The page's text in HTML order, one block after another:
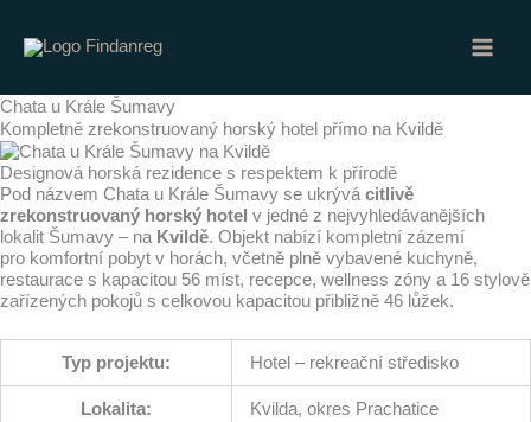
obsah
Chata u Krále Šumavy
Kompletně zrekonstruovaný horský hotel přímo na Kvildě
Designová horská rezidence s respektem k přírodě
Pod názvem Chata u Krále Šumavy se ukrývá citlivě
zrekonstruovaný horský hotel v jedné z nejvyhledávanějších
lokalit Šumavy – na Kvildě. Objekt nabízí kompletní zázemí
pro komfortní pobyt v horách, včetně plně vybavené kuchyně,
restaurace s kapacitou 56 míst, recepce, wellness zóny a 16 stylově
zařízených pokojů s celkovou kapacitou přibližně 46 lůžek.
Typ projektu: Hotel – rekreační středisko
Lokalita: Kvilda, okres Prachatice